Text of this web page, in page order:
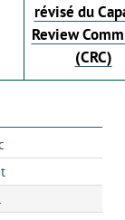
révisé du
Review
(CRC)